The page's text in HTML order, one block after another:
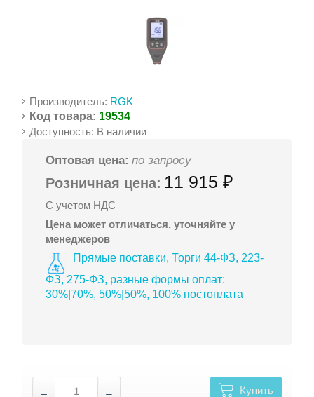
Производитель: RGK
Код товара: 19534
Доступность: В наличии
Оптовая цена: по запросу
Розничная цена: 11 915 ₽
С учетом НДС
Цена может отличаться, уточняйте у
менеджеров
Прямые поставки, Торги 44-ФЗ, 223-
ФЗ, 275-ФЗ, разные формы оплат:
30%|70%, 50%|50%, 100% постоплата
Купить